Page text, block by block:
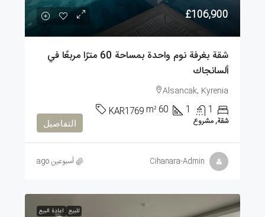
£106,900
شقة بغرفة نوم واحدة بمساحة 60 مترًا مربعًا في
ألسانجاك
Alsancak, Kyrenia
1
1
60
m²
KAR1769
شقة, مشروع التفاصيل
Cihanara-Admin أسبوعين ago
للبيع اعادة البيع